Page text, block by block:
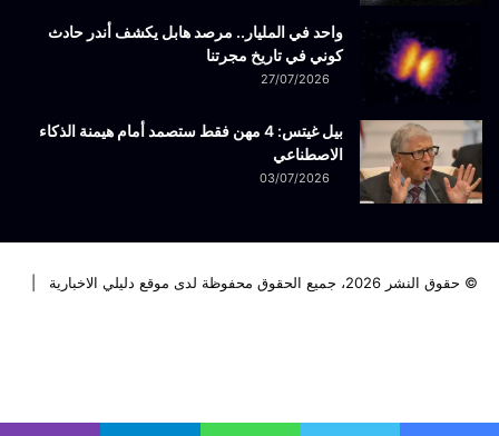
واحد في المليار.. مرصد هابل يكشف أندر حادث
كوني في تاريخ مجرتنا
27/07/2026
بيل غيتس: 4 مهن فقط ستصمد أمام هيمنة الذكاء
الاصطناعي
03/07/2026
© حقوق النشر 2026، جميع الحقوق محفوظة لدى موقع دليلي الاخبارية |